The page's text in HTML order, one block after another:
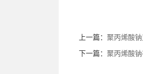
上一篇： 聚丙烯酸
下一篇： 聚丙烯酸